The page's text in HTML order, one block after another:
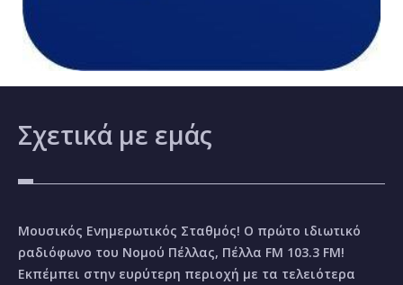
Σχετικά με εμάς
Μουσικός Ενημερωτικός Σταθμός! Ο πρώτο ιδιωτικό
ραδιόφωνο του Νομού Πέλλας, Πέλλα FM 103.3 FM!
Εκπέμπει στην ευρύτερη περιοχή με τα τελειότερα